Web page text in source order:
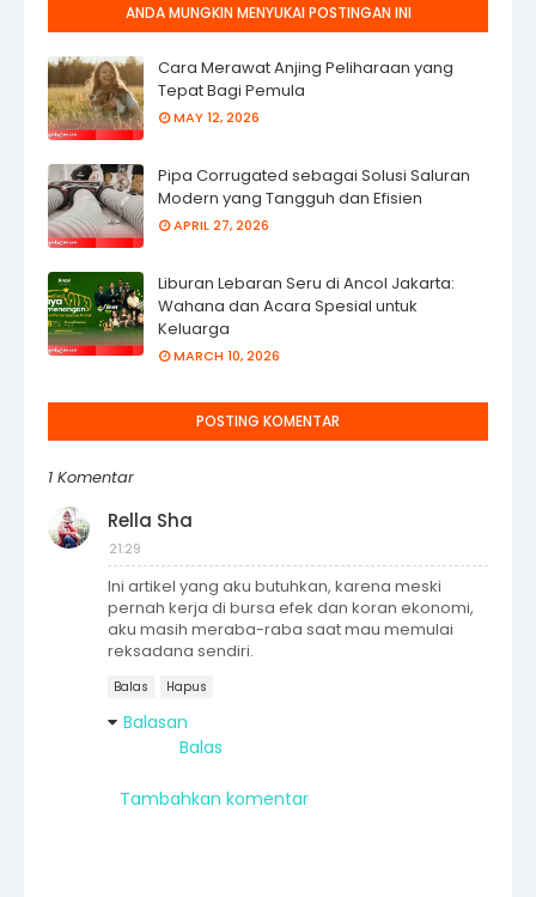
ANDA MUNGKIN MENYUKAI POSTINGAN INI
Cara Merawat Anjing Peliharaan yang
Tepat Bagi Pemula
MAY 12, 2026
Pipa Corrugated sebagai Solusi Saluran
Modern yang Tangguh dan Efisien
APRIL 27, 2026
Liburan Lebaran Seru di Ancol Jakarta:
Wahana dan Acara Spesial untuk
Keluarga
MARCH 10, 2026
POSTING KOMENTAR
1 Komentar
Rella Sha
21:29
Ini artikel yang aku butuhkan, karena meski
pernah kerja di bursa efek dan koran ekonomi,
aku masih meraba-raba saat mau memulai
reksadana sendiri.
Balas Hapus
Balasan
Balas
Tambahkan komentar